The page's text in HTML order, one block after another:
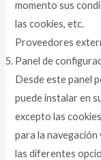
momento sus
las cookies, etc.
Proveedores
Panel de
Desde este panel
puede instalar en
excepto las
para la navegación
las diferentes